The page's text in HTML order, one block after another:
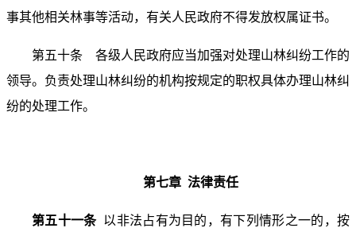
事其他相关林事等活动，有关人民政府不得发放权属证书。
第五十条 各级人民政府应当加强对处理山林纠纷工作的
领导。负责处理山林纠纷的机构按规定的职权具体办理山林纠
纷的处理工作。
第七章 法律责任
第五十一条 以非法占有为目的，有下列情形之一的，按